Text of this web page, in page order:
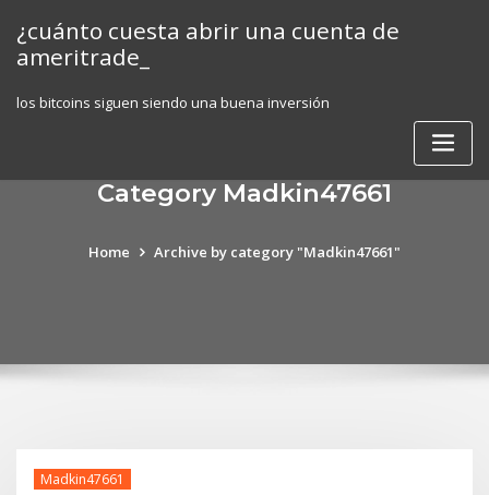
content
¿cuánto cuesta abrir una cuenta de
ameritrade_
los bitcoins siguen siendo una buena inversión
Category Madkin47661
Home Archive by category "Madkin47661"
Madkin47661